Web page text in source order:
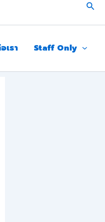
เรา Staff Only